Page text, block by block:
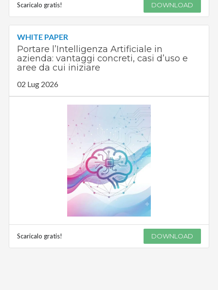
Scaricalo gratis! DOWNLOAD
WHITE PAPER
Portare l’Intelligenza Artificiale in
azienda: vantaggi concreti, casi d’uso e
aree da cui iniziare
02 Lug 2026
Scaricalo gratis! DOWNLOAD